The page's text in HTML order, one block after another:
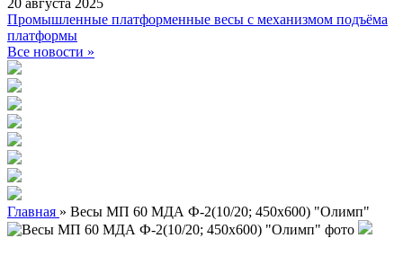
20 августа 2025
Промышленные платформенные весы с механизмом подъёма
платформы
Все новости »
Главная » Весы МП 60 МДА Ф-2(10/20; 450х600) "Олимп"